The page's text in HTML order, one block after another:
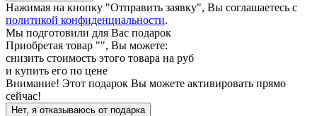
Нажимая на кнопку "Отправить заявку", Вы соглашаетесь с
политикой конфиденциальности.
Мы подготовили для Вас подарок
Приобретая товар "", Вы можете:
снизить стоимость этого товара на руб
и купить его по цене
Внимание! Этот подарок Вы можете активировать прямо
сейчас!
Нет, я отказываюсь от подарка